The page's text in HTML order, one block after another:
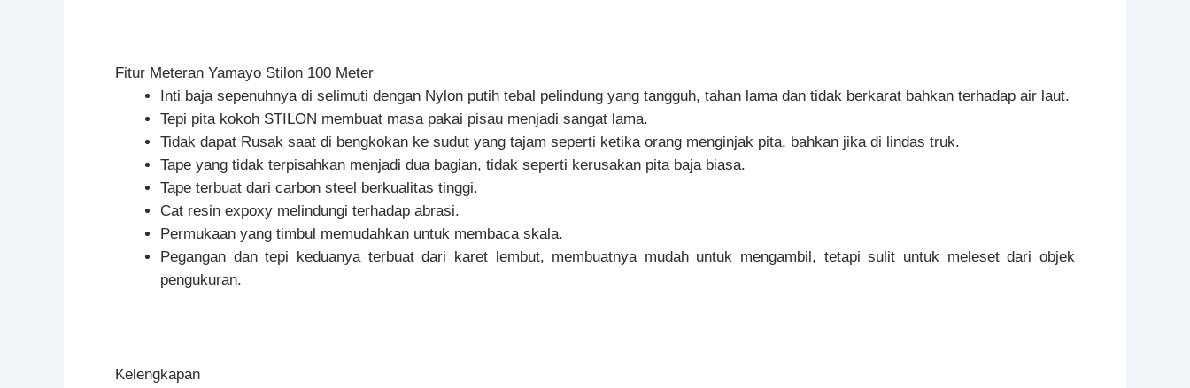
Fitur Meteran Yamayo Stilon 100 Meter
Inti baja sepenuhnya di selimuti dengan Nylon putih tebal pelindung yang tangguh, tahan lama dan tidak berkarat bahkan terhadap air laut.
Tepi pita kokoh STILON membuat masa pakai pisau menjadi sangat lama.
Tidak dapat Rusak saat di bengkokan ke sudut yang tajam seperti ketika orang menginjak pita, bahkan jika di lindas truk.
Tape yang tidak terpisahkan menjadi dua bagian, tidak seperti kerusakan pita baja biasa.
Tape terbuat dari carbon steel berkualitas tinggi.
Cat resin expoxy melindungi terhadap abrasi.
Permukaan yang timbul memudahkan untuk membaca skala.
Pegangan dan tepi keduanya terbuat dari karet lembut, membuatnya mudah untuk mengambil, tetapi sulit untuk meleset dari objek
pengukuran.
Kelengkapan